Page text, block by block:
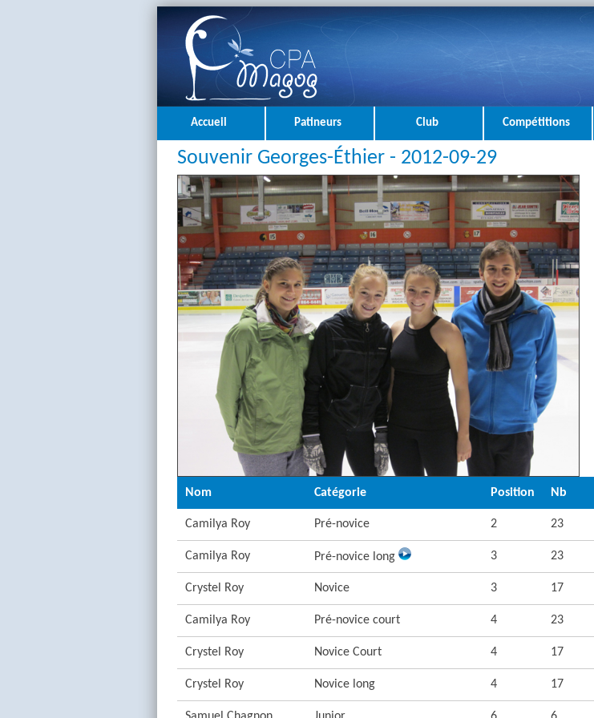
Accueil Patineurs Club Compétitions
Souvenir Georges-Éthier - 2012-09-29
Nom Catégorie Position Nb
Camilya Roy Pré-novice 2 23
Camilya Roy Pré-novice long 3 23
Crystel Roy Novice 3 17
Camilya Roy Pré-novice court 4 23
Crystel Roy Novice Court 4 17
Crystel Roy Novice long 4 17